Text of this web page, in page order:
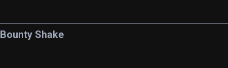
Bounty Shake